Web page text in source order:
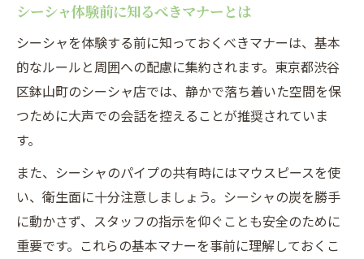
シーシャ体験前に知るべきマナーとは
シーシャを体験する前に知っておくべきマナーは、基本
的なルールと周囲への配慮に集約されます。東京都渋谷
区鉢山町のシーシャ店では、静かで落ち着いた空間を保
つために大声での会話を控えることが推奨されていま
す。
また、シーシャのパイプの共有時にはマウスピースを使
い、衛生面に十分注意しましょう。シーシャの炭を勝手
に動かさず、スタッフの指示を仰ぐことも安全のために
重要です。これらの基本マナーを事前に理解しておくこ